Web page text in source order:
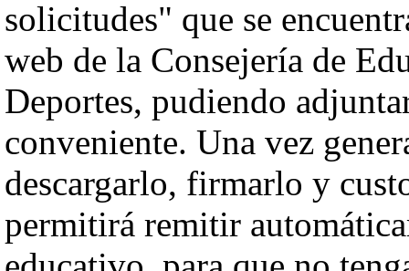
solicitudes" que se
web de la Consejería de
Deportes, pudiendo
conveniente. Una vez
descargarlo, firmarlo y
permitirá remitir